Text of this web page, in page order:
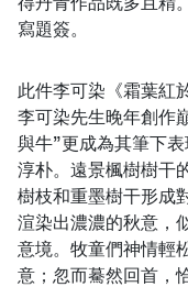
寫題簽。
此件李可染《霜葉紅
李可染先生晚年創作
與牛”更成為其筆下
淳朴。遠景楓樹樹干
樹枝和重墨樹干形成
渲染出濃濃的秋意，
意境。牧童們神情輕
意；忽而驀然回首，